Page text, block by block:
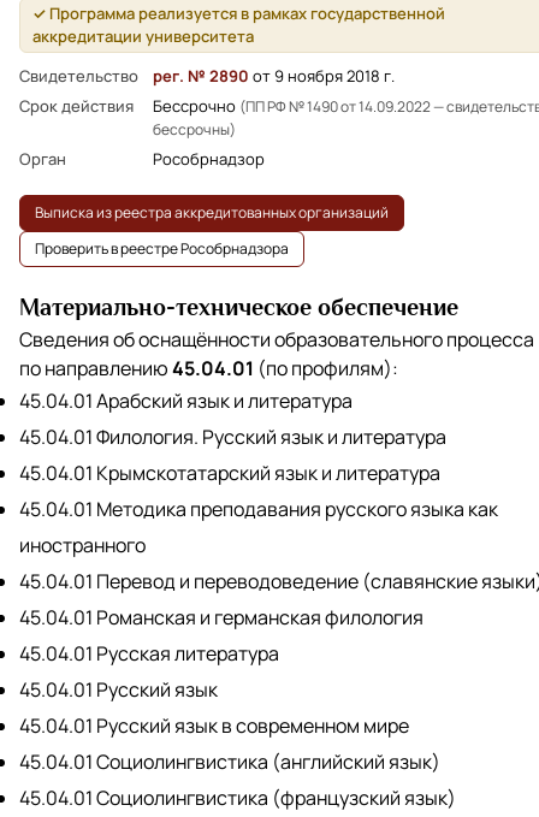
✓ Программа реализуется в рамках государственной
аккредитации университета
Свидетельство
рег. № 2890 от 9 ноября 2018 г.
Срок действия
Бессрочно (ПП РФ № 1490 от 14.09.2022 —
бессрочны)
Орган Рособрнадзор
Выписка из реестра аккредитованных организаций
Проверить в реестре Рособрнадзора
Материально-техническое обеспечение
Сведения об оснащённости образовательного процесса
по направлению45.04.01 (по профилям):
45.04.01 Арабский язык и литература
45.04.01 Филология. Русский язык и литература
45.04.01 Крымскотатарский язык и литература
45.04.01 Методика преподавания русского языка как
иностранного
45.04.01 Перевод и переводоведение (славянские
45.04.01 Романская и германская филология
45.04.01 Русская литература
45.04.01 Русский язык
45.04.01 Русский язык в современном мире
45.04.01 Социолингвистика (английский язык)
45.04.01 Социолингвистика (французский язык)